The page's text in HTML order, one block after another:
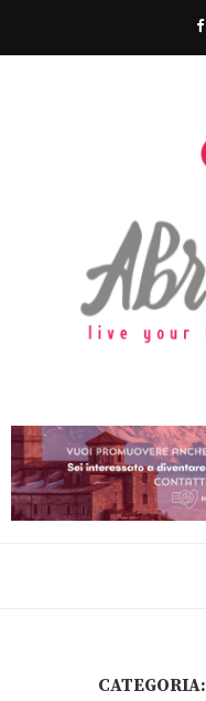
CATEGORIA: